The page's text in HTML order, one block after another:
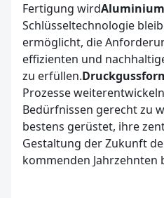
Fertigung wird
Schlüsseltechnologie
ermöglicht, die
effizienten und
zu erfüllen.
Prozesse
Bedürfnissen gerecht zu
bestens gerüstet, ihre
Gestaltung der Zukunft
kommenden Jahrzehnten